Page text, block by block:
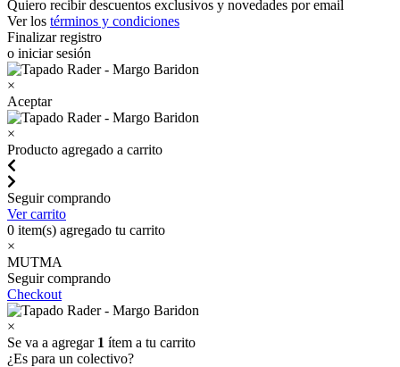
Quiero recibir descuentos exclusivos y novedades por email
Ver los términos y condiciones
Finalizar registro
o iniciar sesión
×
Aceptar
×
Producto agregado a carrito
Seguir comprando
Ver carrito
0 item(s) agregado tu carrito
×
MUTMA
Seguir comprando
Checkout
×
Se va a agregar 1 ítem a tu carrito
¿Es para un colectivo?